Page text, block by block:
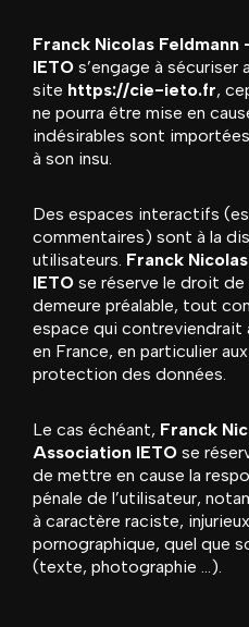
Franck Nicolas
IETO s’engage à sécuriser
site https://cie-ieto.fr,
ne pourra être mise en
indésirables sont
à son insu.
Des espaces interactifs
commentaires) sont à la
utilisateurs. Franck
IETO se réserve le droit de
demeure préalable, tout
espace qui contreviendrait
en France, en particulier
protection des données.
Le cas échéant, Franck
Association IETO se
de mettre en cause la
pénale de l’utilisateur,
à caractère raciste,
pornographique, quel que
(texte, photographie …).